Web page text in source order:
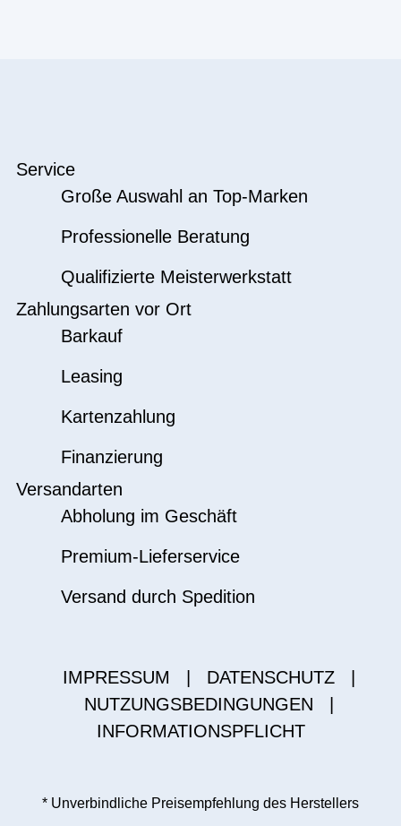
Service
Große Auswahl an Top-Marken
Professionelle Beratung
Qualifizierte Meisterwerkstatt
Zahlungsarten vor Ort
Barkauf
Leasing
Kartenzahlung
Finanzierung
Versandarten
Abholung im Geschäft
Premium-Lieferservice
Versand durch Spedition
IMPRESSUM DATENSCHUTZ
NUTZUNGSBEDINGUNGEN
INFORMATIONSPFLICHT
* Unverbindliche Preisempfehlung des Herstellers